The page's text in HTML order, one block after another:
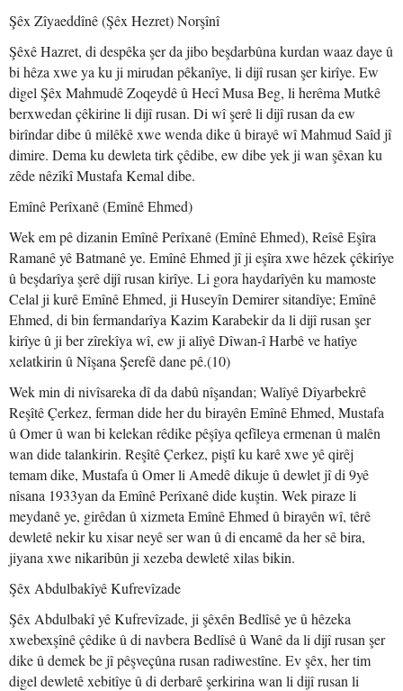
Şêx Zîyaeddînê (Şêx Hezret) Norşînî
Şêxê Hazret, di despêka şer da jibo beşdarbûna kurdan waaz daye û
bi hêza xwe ya ku ji mirudan pêkanîye, li dijî rusan şer kirîye. Ew
digel Şêx Mahmudê Zoqeydê û Hecî Musa Beg, li herêma Mutkê
berxwedan çêkirine li dijî rusan. Di wî şerê li dijî rusan da ew
birîndar dibe û milêkê xwe wenda dike û birayê wî Mahmud Saîd jî
dimire. Dema ku dewleta tirk çêdibe, ew dibe yek ji wan şêxan ku
zêde nêzîkî Mustafa Kemal dibe.
Emînê Perîxanê (Emînê Ehmed)
Wek em pê dizanin Emînê Perîxanê (Emînê Ehmed), Reîsê Eşîra
Ramanê yê Batmanê ye. Emînê Ehmed jî ji eşîra xwe hêzek çêkirîye
û beşdarîya şerê dijî rusan kirîye. Li gora haydarîyên ku mamoste
Celal ji kurê Emînê Ehmed, ji Huseyîn Demirer sitandîye; Emînê
Ehmed, di bin fermandarîya Kazim Karabekir da li dijî rusan şer
kirîye û ji ber zîrekîya wî, ew ji alîyê Dîwan-î Harbê ve hatîye
xelatkirin û Nîşana Şerefê dane pê.(10)
Wek min di nivîsareka dî da dabû nîşandan; Walîyê Dîyarbekrê
Reşîtê Çerkez, ferman dide her du birayên Emînê Ehmed, Mustafa
û Omer û wan bi kelekan rêdike pêşîya qefîleya ermenan û malên
wan dide talankirin. Reşîtê Çerkez, piştî ku karê xwe yê qirêj
temam dike, Mustafa û Omer li Amedê dikuje û dewlet jî di 9yê
nîsana 1933yan da Emînê Perîxanê dide kuştin. Wek piraze li
meydanê ye, girêdan û xizmeta Emînê Ehmed û birayên wî, têrê
dewletê nekir ku xisar neyê ser wan û di encamê da her sê bira,
jiyana xwe nikaribûn ji xezeba dewletê xilas bikin.
Şêx Abdulbakîyê Kufrevîzade
Şêx Abdulbakî yê Kufrevîzade, ji şêxên Bedlîsê ye û hêzeka
xwebexşînê çêdike û di navbera Bedlîsê û Wanê da li dijî rusan şer
dike û demek be jî pêşveçûna rusan radiwestîne. Ev şêx, her tim
digel dewletê xebitîye û di derbarê şerkirina wan li dijî rusan li